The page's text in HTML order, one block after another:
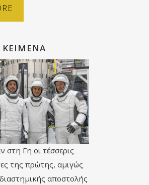
ΚΕΊΜΕΝΑ
στη Γη οι τέσσερις
της πρώτης, αμιγώς
αποστολής